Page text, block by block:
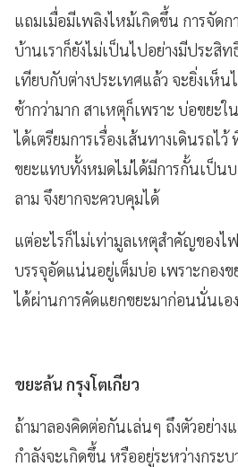
แถมเมื่อมีเพลิงไหม้เกิดขึ้น การจัดก
บ้านเราก็ยังไม่เป็นไปอย่างมีประสิ
เทียบกับต่างประเทศแล้ว จะยิ่งเห็น
ช้ากว่ามาก สาเหตุก็เพราะ บ่อขยะ
ได้เตรียมการเรื่องเส้นทางเดินรถไ
ขยะแทบทั้งหมดไม่ได้มีการกั้นเป็น
ลาม จึงยากจะควบคุมได้
แต่อะไรก็ไม่เท่ามูลเหตุสำคัญของไ
บรรจุอัดแน่นอยู่เต็มบ่อ เพราะกอง
ได้ผ่านการคัดแยกขยะมาก่อนนั่นเอ
ขยะล้น กรุงโตเกียว
ถ้ามาลองคิดต่อกันเล่นๆ ถึงตัวอย่าง
กำลังจะเกิดขึ้น หรืออยู่ระหว่างกระ